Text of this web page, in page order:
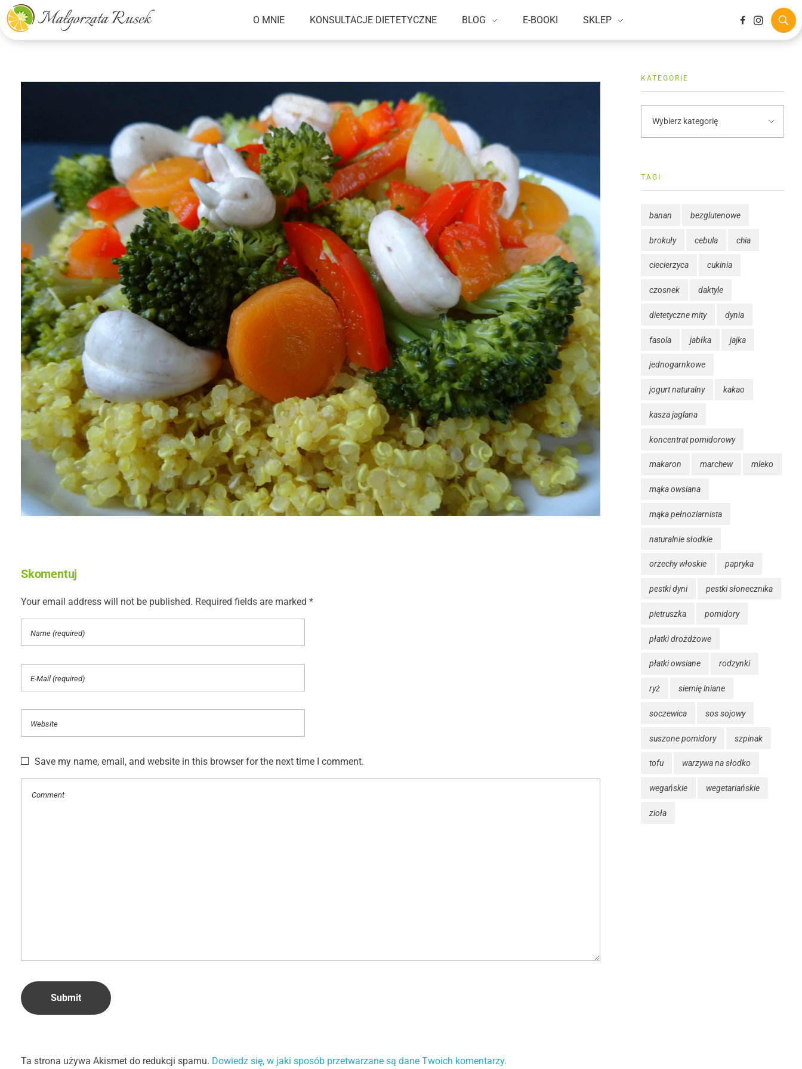
Małgorzata Rusek - dietetyk z pasją
Dietetyka kliniczna & Psychodietetyka
O MNIE KONSULTACJE DIETETYCZNE BLOG E-BOOKI SKLEP
Skomentuj
Your email address will not be published. Required fields are marked *
Save my name, email, and website in this browser for the next time I comment.
Ta strona używa Akismet do redukcji spamu. Dowiedz się, w jaki sposób przetwarzane są dane Twoich komentarzy.
KATEGORIE
TAGI
banan bezglutenowe
brokuły cebula chia
ciecierzyca cukinia
czosnek daktyle
dietetyczne mity dynia
fasola jabłka jajka
jednogarnkowe
jogurt naturalny kakao
kasza jaglana
koncentrat pomidorowy
makaron marchew mleko
mąka owsiana
mąka pełnoziarnista
naturalnie słodkie
orzechy włoskie papryka
pestki dyni pestki słonecznika
pietruszka pomidory
płatki drożdżowe
płatki owsiane rodzynki
ryż siemię lniane
soczewica sos sojowy
suszone pomidory szpinak
tofu warzywa na słodko
wegańskie wegetariańskie
zioła